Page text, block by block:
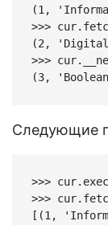
(1,
>>>
(2, 'Digital
>>>
(3,
Следующие
>>>
>>>
[(1,